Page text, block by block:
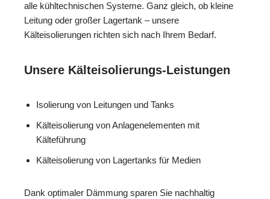
alle kühltechnischen Systeme. Ganz gleich, ob kleine
Leitung oder großer Lagertank – unsere
Kälteisolierungen richten sich nach Ihrem Bedarf.
Unsere Kälteisolierungs-Leistungen
Isolierung von Leitungen und Tanks
Kälteisolierung von Anlagenelementen mit
Kälteführung
Kälteisolierung von Lagertanks für Medien
Dank optimaler Dämmung sparen Sie nachhaltig